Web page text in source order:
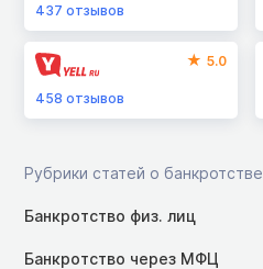
437 отзывов
5.0
458 отзывов
Рубрики статей о банкротстве
Банкротство физ. лиц
Банкротство через МФЦ